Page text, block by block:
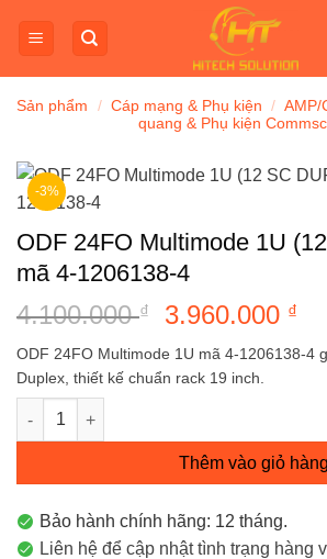
qua
dung
Sản phẩm / Cáp mạng & Phụ kiện / AMP/
quang & Phụ kiện
-3%
ODF 24FO Multimode 1U
mã 4-1206138-4
4.100.000₫
Giá
gốc
là:
3.960.000 ₫
tại
ODF 24FO Multimode 1U mã 4-1206138-4
Duplex, thiết kế chuẩn rack 19 inch.
ODF 24FO Multimode 1U (12 SC
Thêm vào giỏ hàng
Bảo hành chính hãng: 12 tháng.
Liên hệ để cập nhật tình trạng hàng